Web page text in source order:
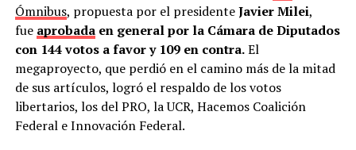
Ómnibus, propuesta por el presidenteJavier Milei,
fue aprobadaen general por la Cámara de Diputados
con 144 votos a favor y 109 en contra.El
megaproyecto, que perdió en el camino más de la mitad
de sus artículos, logró el respaldo de los votos
libertarios, los del PRO, la UCR, Hacemos Coalición
Federal e Innovación Federal.